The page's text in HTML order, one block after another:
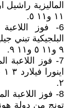
١١ و١١ ٥.
6- فوز
٩ و١١ ٥ و١١ ٩.
7- فوز اللاعبة
٢.
8- فوز اللاعبة